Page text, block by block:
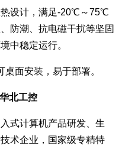
设计，满足-20℃～75℃
防潮、抗电磁干扰等坚固
中稳定运行。
面安装，易于部署。
北工控
计算机产品研发、生
术企业，国家级专精特